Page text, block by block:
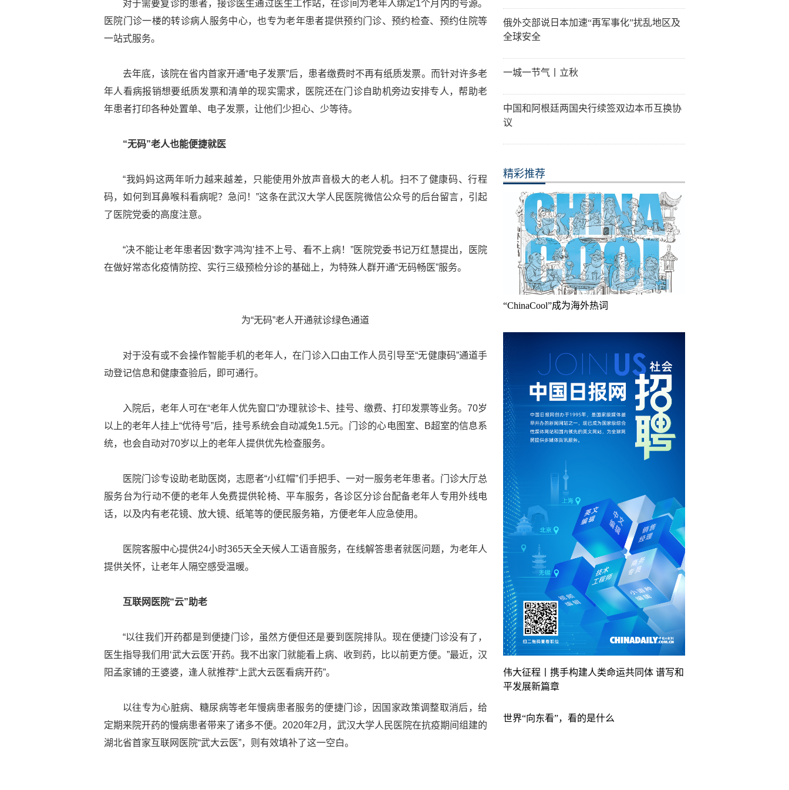
对于需要复诊的患者，接诊医生通过医生工作站，在诊间为老年人绑定1个月内的号源。
医院门诊一楼的转诊病人服务中心，也专为老年患者提供预约门诊、预约检查、预约住院等
一站式服务。
去年底，该院在省内首家开通“电子发票”后，患者缴费时不再有纸质发票。而针对许多老
年人看病报销想要纸质发票和清单的现实需求，医院还在门诊自助机旁边安排专人，帮助老
年患者打印各种处置单、电子发票，让他们少担心、少等待。
“无码”老人也能便捷就医
“我妈妈这两年听力越来越差，只能使用外放声音极大的老人机。扫不了健康码、行程
码，如何到耳鼻喉科看病呢？急问！”这条在武汉大学人民医院微信公众号的后台留言，引起
了医院党委的高度注意。
“决不能让老年患者因‘数字鸿沟’挂不上号、看不上病！”医院党委书记万红慧提出，医院
在做好常态化疫情防控、实行三级预检分诊的基础上，为特殊人群开通“无码畅医”服务。
为“无码”老人开通就诊绿色通道
对于没有或不会操作智能手机的老年人，在门诊入口由工作人员引导至“无健康码”通道手
动登记信息和健康查验后，即可通行。
入院后，老年人可在“老年人优先窗口”办理就诊卡、挂号、缴费、打印发票等业务。70岁
以上的老年人挂上“优待号”后，挂号系统会自动减免1.5元。门诊的心电图室、B超室的信息系
统，也会自动对70岁以上的老年人提供优先检查服务。
医院门诊专设助老助医岗，志愿者“小红帽”们手把手、一对一服务老年患者。门诊大厅总
服务台为行动不便的老年人免费提供轮椅、平车服务，各诊区分诊台配备老年人专用外线电
话，以及内有老花镜、放大镜、纸笔等的便民服务箱，方便老年人应急使用。
医院客服中心提供24小时365天全天候人工语音服务，在线解答患者就医问题，为老年人
提供关怀，让老年人隔空感受温暖。
互联网医院“云”助老
“以往我们开药都是到便捷门诊，虽然方便但还是要到医院排队。现在便捷门诊没有了，
医生指导我们用‘武大云医’开药。我不出家门就能看上病、收到药，比以前更方便。”最近，汉
阳孟家铺的王婆婆，逢人就推荐“上武大云医看病开药”。
以往专为心脏病、糖尿病等老年慢病患者服务的便捷门诊，因国家政策调整取消后，给
定期来院开药的慢病患者带来了诸多不便。2020年2月，武汉大学人民医院在抗疫期间组建的
湖北省首家互联网医院“武大云医”，则有效填补了这一空白。
俄外交部说日本加速“再军事化”扰乱地区及
全球安全
一城一节气丨立秋
中国和阿根廷两国央行续签双边本币互换协
议
精彩推荐
“ChinaCool”成为海外热词
伟大征程丨携手构建人类命运共同体 谱写和
平发展新篇章
世界“向东看”，看的是什么